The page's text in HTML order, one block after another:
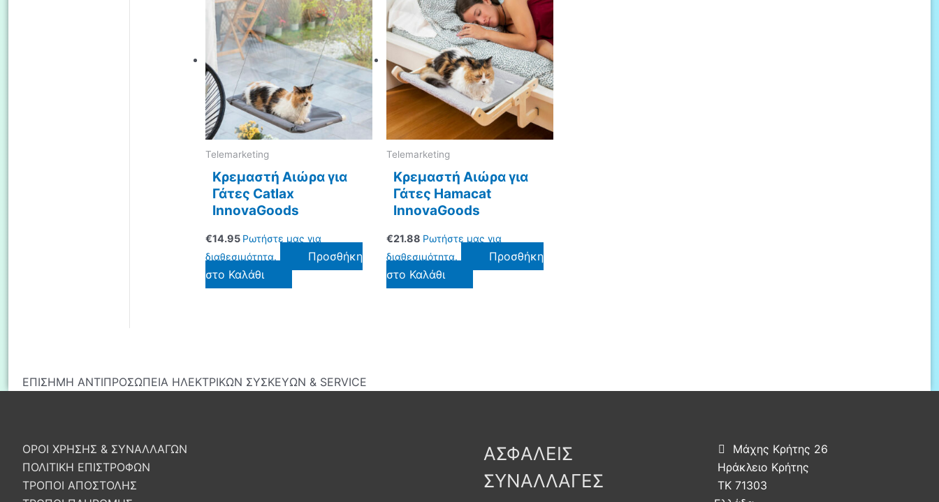
Telemarketing
Κρεμαστή Αιώρα για
Γάτες Catlax
InnovaGoods
€14.95 Ρωτήστε μας για
διαθεσιμότητα.
Προσθήκη
στο Καλάθι
Telemarketing
Κρεμαστή Αιώρα για
Γάτες Hamacat
InnovaGoods
€21.88 Ρωτήστε μας για
διαθεσιμότητα.
Προσθήκη
στο Καλάθι
ΕΠΙΣΗΜΗ ΑΝΤΙΠΡΟΣΩΠΕΙΑ ΗΛΕΚΤΡΙΚΩΝ ΣΥΣΚΕΥΩΝ & SERVICE
ΟΡΟΙ ΧΡΗΣΗΣ & ΣΥΝΑΛΛΑΓΩΝ
ΠΟΛΙΤΙΚΗ ΕΠΙΣΤΡΟΦΩΝ
ΤΡΟΠΟΙ ΑΠΟΣΤΟΛΗΣ
ΑΣΦΑΛΕΙΣ
ΣΥΝΑΛΛΑΓΕΣ

Μάχης Κρήτης 26
Ηράκλειο Κρήτης
ΤΚ 71303